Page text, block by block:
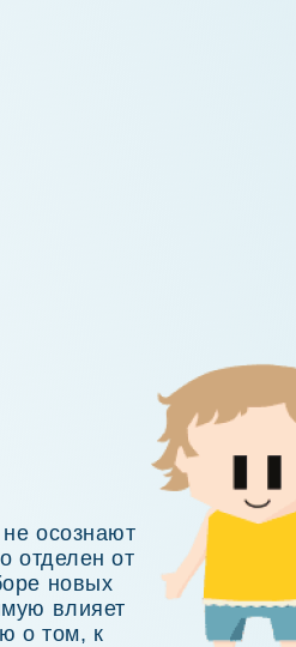
осознают
отделен от
новых
влияет
о том, к